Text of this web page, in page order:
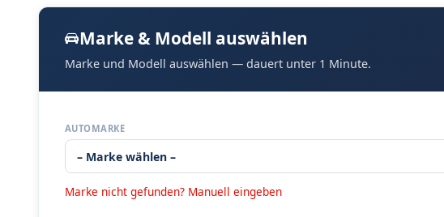
Marke & Modell auswählen
Marke und Modell auswählen — dauert unter 1 Minute.
AUTOMARKE
Marke nicht gefunden? Manuell eingeben